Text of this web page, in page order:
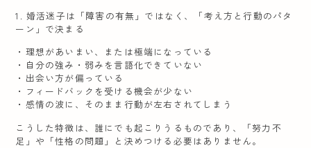
1. 婚活迷子は「障害の有無」ではなく、「考え方と行動のパタ
ーン」で決まる
・理想があいまい、または極端になっている
・自分の強み・弱みを言語化できていない
・出会い方が偏っている
・フィードバックを受ける機会が少ない
・感情の波に、そのまま行動が左右されてしまう
こうした特徴は、誰にでも起こりうるものであり、「努力不
足」や「性格の問題」と決めつける必要はありません。